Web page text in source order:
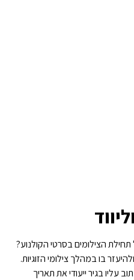
הצילומים בסרטי הקולנוע?
בו במהלך צילומי הזוגיות.
עליו בגיר ייעודי את תאריך